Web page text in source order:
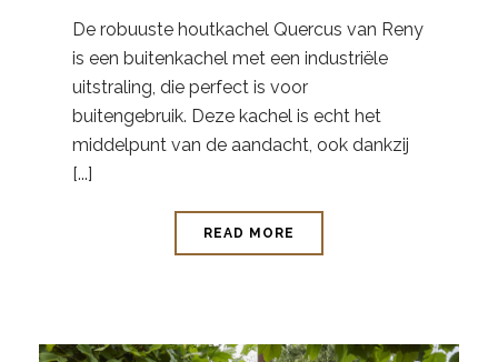
De robuuste houtkachel Quercus van Reny
is een buitenkachel met een industriële
uitstraling, die perfect is voor
buitengebruik. Deze kachel is echt het
middelpunt van de aandacht, ook dankzij
[...]
READ MORE